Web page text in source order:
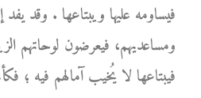
فيساومه عليها ويبتاعها . وقد يفد
ومساعديهم، فيعرضون لوحاتهم
فيبتاعها لا يُخيب آمالهم فيه